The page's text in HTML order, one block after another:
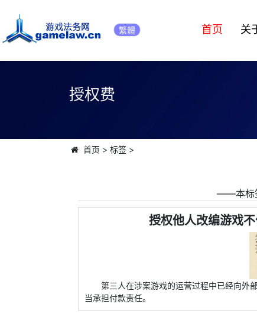
繁體 首页 关
授权费
首页 > 标签>
――本标
授权他人改编游戏
第三人在涉案游戏的运营过程中已经向外
当承担付款责任。